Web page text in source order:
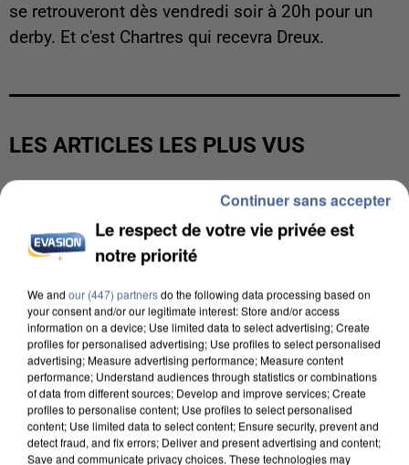
se retrouveront dès vendredi soir à 20h pour un
derby. Et c'est Chartres qui recevra Dreux.
LES ARTICLES LES PLUS VUS
Le respect de votre vie privée est
notre priorité
We and our (447) partnersdo the following data processing based on
your consent and/or our legitimate interest: Store and/or access
information on a device; Use limited data to select advertising; Create
profiles for personalised advertising; Use profiles to select personalised
advertising; Measure advertising performance; Measure content
performance; Understand audiences through statistics or combinations
of data from different sources; Develop and improve services; Create
profiles to personalise content; Use profiles to select personalised
content; Use limited data to select content; Ensure security, prevent and
detect fraud, and fix errors; Deliver and present advertising and content;
Save and communicate privacy choices. These technologies may
Continuer sans accepter